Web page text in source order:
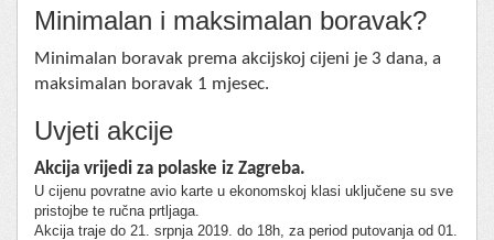
Minimalan i maksimalan boravak?
Minimalan boravak prema akcijskoj cijeni je 3 dana, a
maksimalan boravak 1 mjesec.
Uvjeti akcije
Akcija vrijedi za polaske iz Zagreba.
U cijenu povratne avio karte u ekonomskoj klasi uključene su sve
pristojbe te ručna prtljaga.
Akcija traje do 21. srpnja 2019. do 18h, za period putovanja od 01.